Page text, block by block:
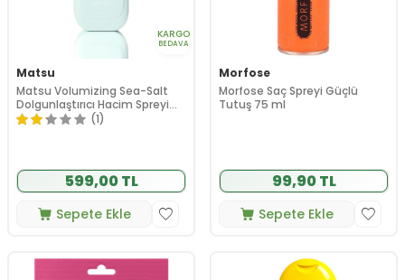
KARGO
BEDAVA
Matsu
Matsu Volumizing Sea-Salt
Dolgunlaştırıcı Hacim Spreyi
200 ml
(1)
599,00 TL
Sepete Ekle
Morfose
Morfose Saç Spreyi Güçlü
Tutuş 75 ml
99,90 TL
Sepete Ekle